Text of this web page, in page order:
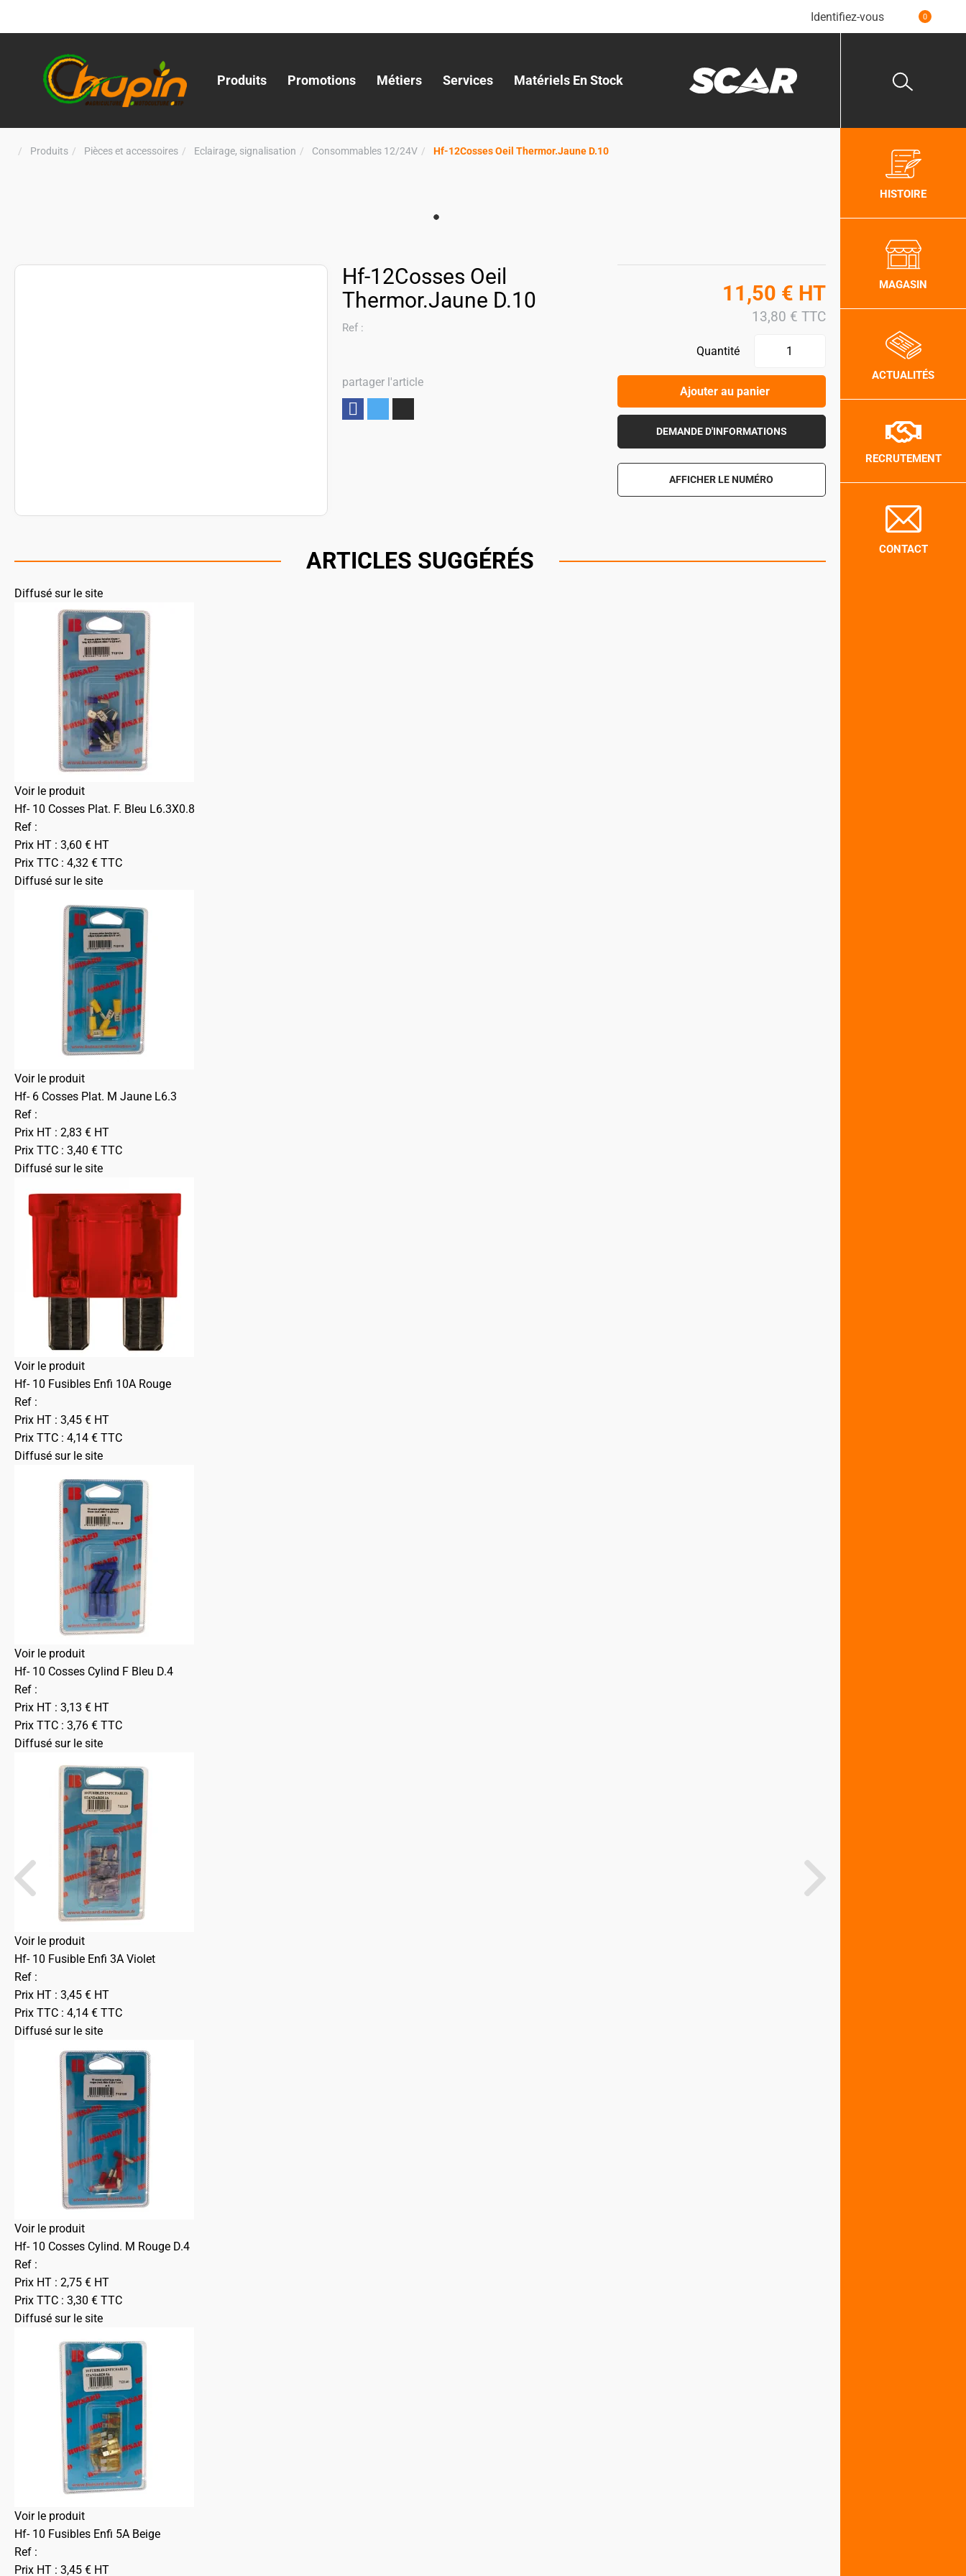
Identifiez-vous 0
Produits Promotions Métiers Services Matériels En Stock
Produits Pièces et accessoires Eclairage, signalisation Consommables 12/24V Hf-12Cosses Oeil Thermor.Jaune D.10
Hf-12Cosses Oeil
Thermor.Jaune D.10
Ref :
partager l'article
11,50 € HT
13,80 € TTC
Quantité
Ajouter au panier
DEMANDE D'INFORMATIONS
AFFICHER LE NUMÉRO
ARTICLES SUGGÉRÉS
Diffusé sur le site
Voir le produit
Hf- 10 Cosses Plat. F. Bleu L6.3X0.8
Ref :
Prix HT : 3,60 € HT
Prix TTC : 4,32 € TTC
Diffusé sur le site
Voir le produit
Hf- 6 Cosses Plat. M Jaune L6.3
Ref :
Prix HT : 2,83 € HT
Prix TTC : 3,40 € TTC
Diffusé sur le site
Voir le produit
Hf- 10 Fusibles Enfi 10A Rouge
Ref :
Prix HT : 3,45 € HT
Prix TTC : 4,14 € TTC
Diffusé sur le site
Voir le produit
Hf- 10 Cosses Cylind F Bleu D.4
Ref :
Prix HT : 3,13 € HT
Prix TTC : 3,76 € TTC
Diffusé sur le site
Voir le produit
Hf- 10 Fusible Enfi 3A Violet
Ref :
Prix HT : 3,45 € HT
Prix TTC : 4,14 € TTC
Diffusé sur le site
Voir le produit
Hf- 10 Cosses Cylind. M Rouge D.4
Ref :
Prix HT : 2,75 € HT
Prix TTC : 3,30 € TTC
Diffusé sur le site
Voir le produit
Hf- 10 Fusibles Enfi 5A Beige
Ref :
Prix HT : 3,45 € HT
HISTOIRE
MAGASIN
ACTUALITÉS
RECRUTEMENT
CONTACT